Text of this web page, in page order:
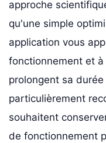
approche
qu'une simple
application vous
fonctionnement et
prolongent sa
particulièrement
souhaitent
de fonctionnement